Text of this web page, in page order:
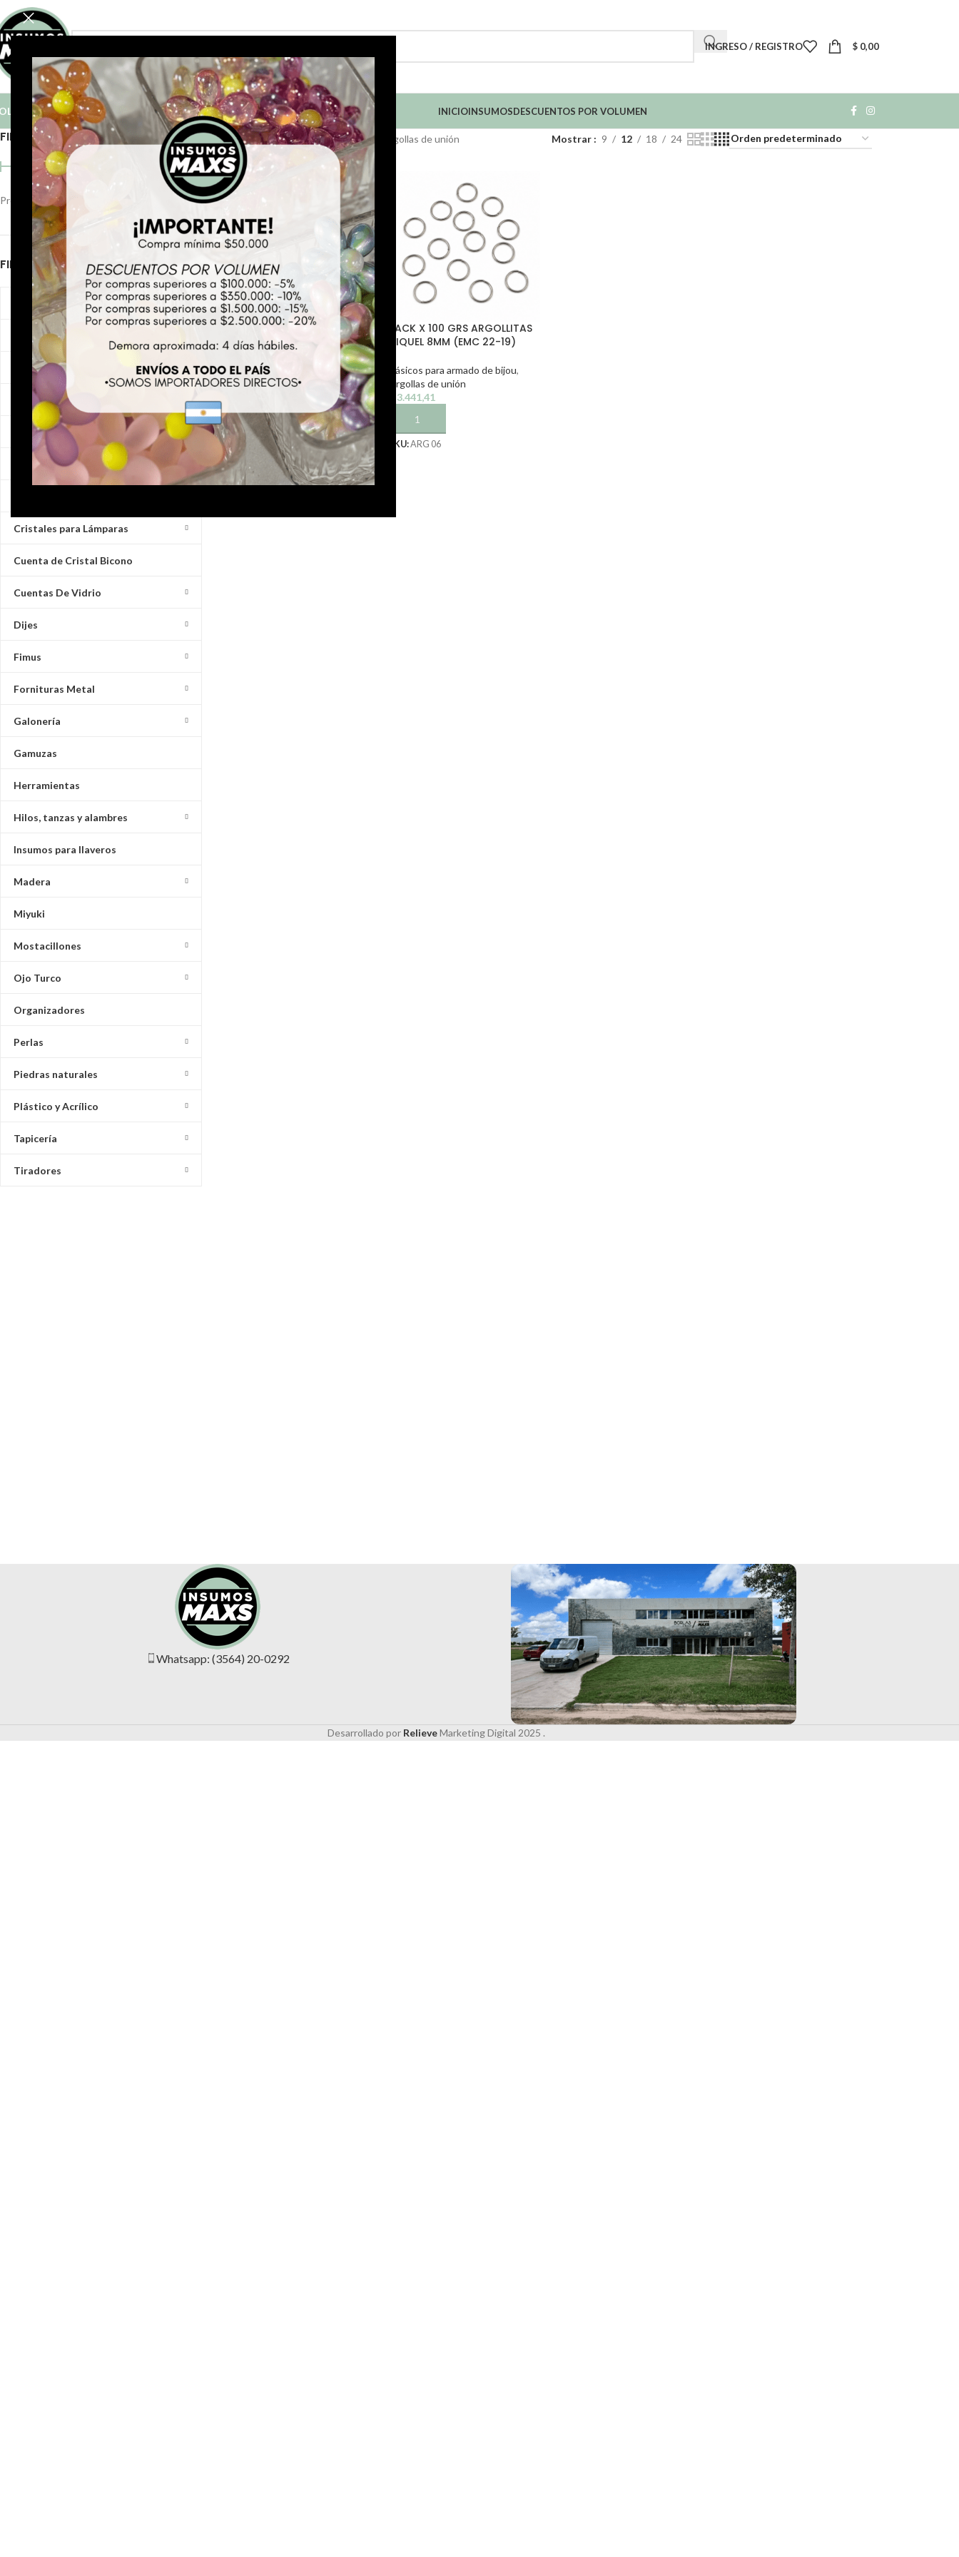
FILTRÁ POR CATEGORÍA
INGRESO / REGISTRO $ 0,00
COMPRAS MAYORISTAS A PARTIR DE $50.000 INICIOINSUMOSDESCUENTOS POR VOLUMEN
FILTRAR POR PRECIO
FILTRAR
Precio:$ 3.440
FILTRAR POR CATEGORÍA
Sale Off
Básicos para armado de bijou
Bolsas Ziploc
Botellas Pet
Buzios y Caracoles
Cerámica para armado de borlas
Cristales para Lámparas
Cuenta de Cristal Bicono
Cuentas De Vidrio
Dijes
Fimus
Fornituras Metal
Galonería
Gamuzas
Herramientas
Hilos, tanzas y alambres
Insumos para llaveros
Madera
Miyuki
Mostacillones
Ojo Turco
Organizadores
Perlas
Piedras naturales
Plástico y Acrílico
Tapicería
Tiradores
Inicio Básicos para armado de bijou Argollas de unión Mostrar 9 12 18 24
PACK X 100 GRS ARGOLLITAS
NIQUEL 6MM (EMC 22-18)
Básicos para armado de bijou,
Argollas de unión
AÑADIR AL CARRITO
SKU: ARG 04
PACK X 100 GRS ARGOLLITAS
NIQUEL 8MM (EMC 22-19)
Básicos para armado de bijou,
Argollas de unión
3.441,41
AÑADIR AL CARRITO
SKU:ARG 06
Whatsapp: (3564) 20-0292
Desarrollado por RelieveMarketing Digital 2025 .